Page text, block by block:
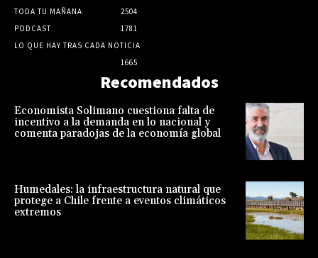
TODA TU MAÑANA
2504
PODCAST
1781
LO QUE HAY TRAS CADA NOTICIA
1665
Recomendados
Economista Solimano cuestiona falta de
incentivo a la demanda en lo nacional y
comenta paradojas de la economía global
Humedales: la infraestructura natural que
protege a Chile frente a eventos climáticos
extremos